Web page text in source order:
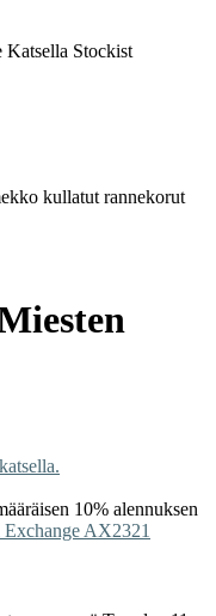
Stockist
10% alennuksen
AX2321